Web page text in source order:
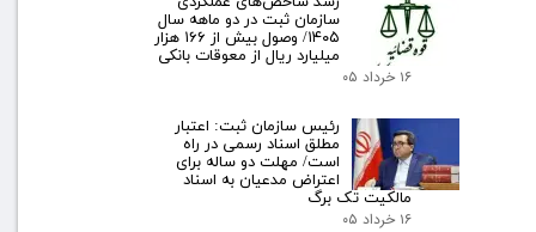
سازمان ثبت در دو ماهه سال
۱۴۰۵/ وصول بیش از ۱۶۶ هزار
میلیارد ریال از معوقات بانکی
۱۶ خرداد ۰۵
رئیس سازمان ثبت: اعتبار
مطلق اسناد رسمی در راه
است/ مهلت دو ساله برای
اعتراض مدعیان به اسناد
مالکیت تک برگ
۱۶ خرداد ۰۵